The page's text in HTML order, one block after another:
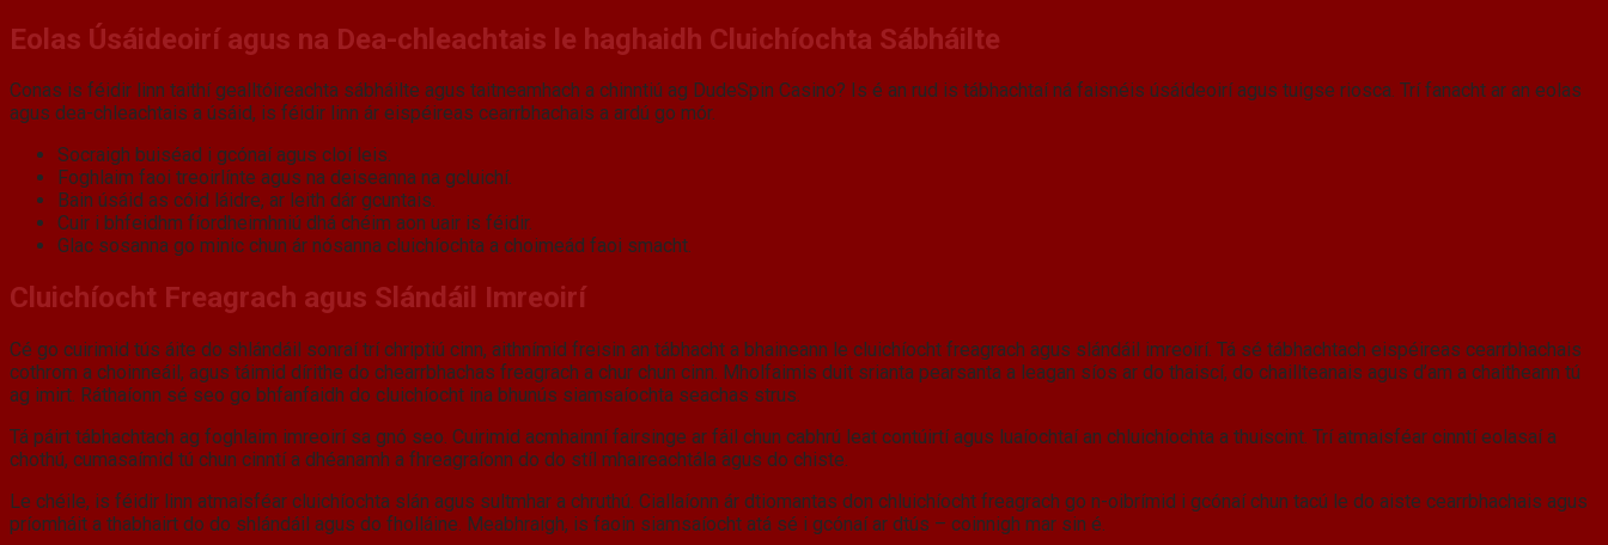
Eolas Úsáideoirí agus na Dea-chleachtais le haghaidh Cluichíochta Sábháilte
Conas is féidir linn taithí gealltóireachta sábháilte agus taitneamhach a chinntiú ag DudeSpin Casino? Is é an rud is tábhachtaí ná faisnéis úsáideoirí agus tuigse riosca. Trí fanacht ar an eolas
agus dea-chleachtais a úsáid, is féidir linn ár eispéireas cearrbhachais a ardú go mór.
Socraigh buiséad i gcónaí agus cloí leis.
Foghlaim faoi treoirlínte agus na deiseanna na gcluichí.
Bain úsáid as cóid láidre, ar leith dár gcuntais.
Cuir i bhfeidhm fíordheimhniú dhá chéim aon uair is féidir.
Glac sosanna go minic chun ár nósanna cluichíochta a choimeád faoi smacht.
Cluichíocht Freagrach agus Slándáil Imreoirí
Cé go cuirimid tús áite do shlándáil sonraí trí chriptiú cinn, aithnímid freisin an tábhacht a bhaineann le cluichíocht freagrach agus slándáil imreoirí. Tá sé tábhachtach eispéireas cearrbhachais
cothrom a choinneáil, agus táimid dírithe do chearrbhachas freagrach a chur chun cinn. Mholfaimis duit srianta pearsanta a leagan síos ar do thaiscí, do chaillteanais agus d’am a chaitheann tú
ag imirt. Ráthaíonn sé seo go bhfanfaidh do cluichíocht ina bhunús siamsaíochta seachas strus.
Tá páirt tábhachtach ag foghlaim imreoirí sa gnó seo. Cuirimid acmhainní fairsinge ar fáil chun cabhrú leat contúirtí agus luaíochtaí an chluichíochta a thuiscint. Trí atmaisféar cinntí eolasaí a
chothú, cumasaímid tú chun cinntí a dhéanamh a fhreagraíonn do do stíl mhaireachtála agus do chiste.
Le chéile, is féidir linn atmaisféar cluichíochta slán agus sultmhar a chruthú. Ciallaíonn ár dtiomantas don chluichíocht freagrach go n-oibrímid i gcónaí chun tacú le do aiste cearrbhachais agus
príomháit a thabhairt do do shlándáil agus do fholláine. Meabhraigh, is faoin siamsaíocht atá sé i gcónaí ar dtús – coinnigh mar sin é.